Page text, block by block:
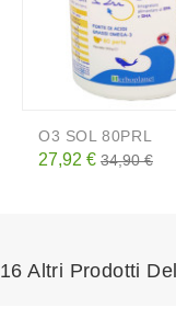
O3 SOL 80PRL
Prezzo
27,92 € Prezzo
34,90 €
16 Altri Prodotti